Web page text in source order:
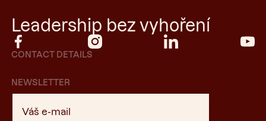
Leadership bez vyhoření
CONTACT DETAILS
NEWSLETTER